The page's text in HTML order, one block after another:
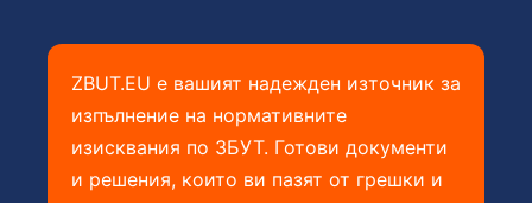
ZBUT.EU е вашият надежден източник за
изпълнение на нормативните
изисквания по ЗБУТ. Готови документи
и решения, които ви пазят от грешки и